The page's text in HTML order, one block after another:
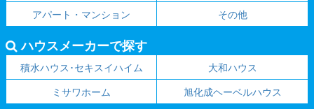
アパート・マンション
その他
ハウスメーカーで探す
積水ハウス･セキスイハイム
大和ハウス
ミサワホーム
旭化成ヘーベルハウス